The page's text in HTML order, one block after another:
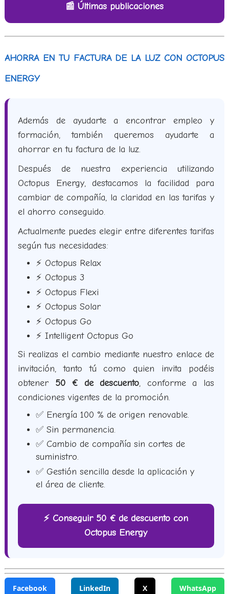
📰 Últimas publicaciones
AHORRA EN TU FACTURA DE LA LUZ CON OCTOPUS
ENERGY
Además de ayudarte a encontrar empleo y
formación, también queremos ayudarte a
ahorrar en tu factura de la luz.
Después de nuestra experiencia utilizando
Octopus Energy, destacamos la facilidad para
cambiar de compañía, la claridad en las tarifas y
el ahorro conseguido.
Actualmente puedes elegir entre diferentes tarifas
según tus necesidades:
⚡ Octopus Relax
⚡ Octopus 3
⚡ Octopus Flexi
⚡ Octopus Solar
⚡ Octopus Go
⚡ Intelligent Octopus Go
Si realizas el cambio mediante nuestro enlace de
invitación, tanto tú como quien invita podéis
obtener 50 € de descuento, conforme a las
condiciones vigentes de la promoción.
✅ Energía 100 % de origen renovable.
✅ Sin permanencia.
✅ Cambio de compañía sin cortes de
suministro.
✅ Gestión sencilla desde la aplicación y
el área de cliente.
⚡ Conseguir 50 € de descuento con
Octopus Energy
Facebook LinkedIn X WhatsApp